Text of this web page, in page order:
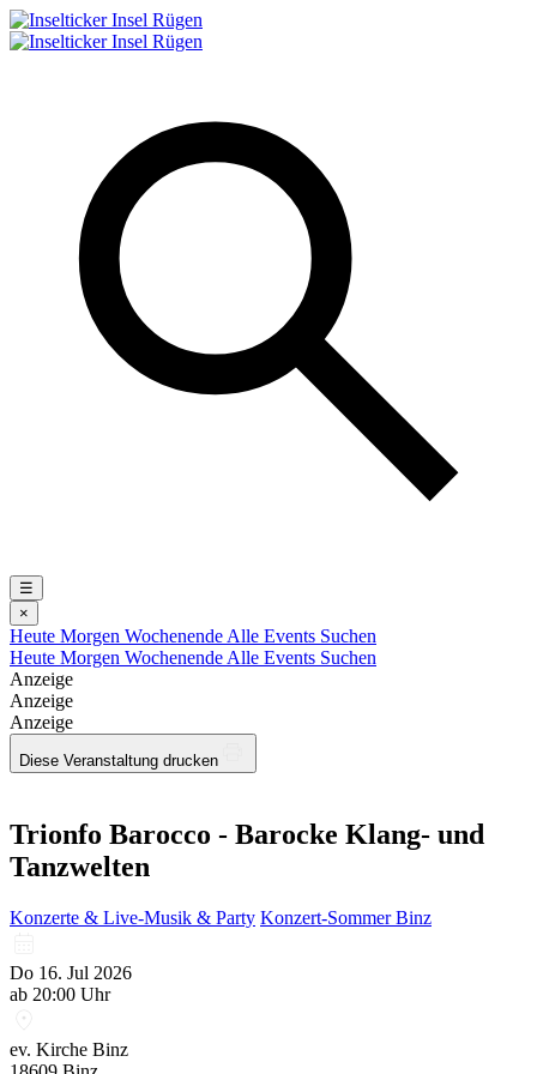
☰
×
Heute Morgen Wochenende Alle Events Suchen
Heute Morgen Wochenende Alle Events Suchen
Anzeige
Anzeige
Anzeige
Diese Veranstaltung drucken
Trionfo Barocco - Barocke Klang- und
Tanzwelten
Konzerte & Live-Musik & Party Konzert-Sommer Binz
Do 16. Jul 2026
ab 20:00 Uhr
ev. Kirche Binz